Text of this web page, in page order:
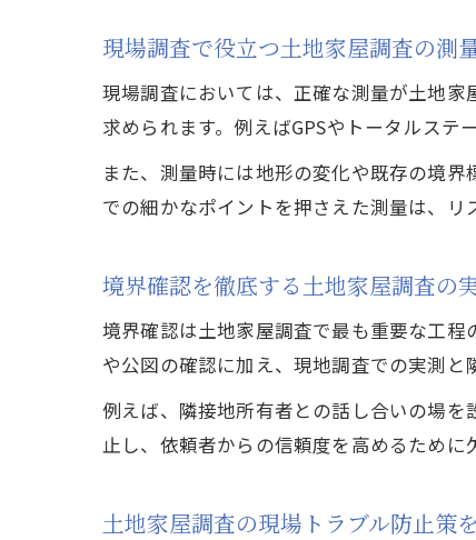
現場調査で役立つ土地家屋調査の測
現場調査においては、正確な測量が土地
求められます。例えばGPSやトータルステ
また、測量時には地形の変化や既存の境
での細かなポイントを押さえた測量は、リ
境界確認を徹底する土地家屋調査の
境界確認は土地家屋調査で最も重要な工
や公図の確認に加え、現地調査での実測と
例えば、隣接地所有者との話し合いの場
止し、依頼者からの信頼度を高めるために
土地家屋調査の現場トラブル防止策